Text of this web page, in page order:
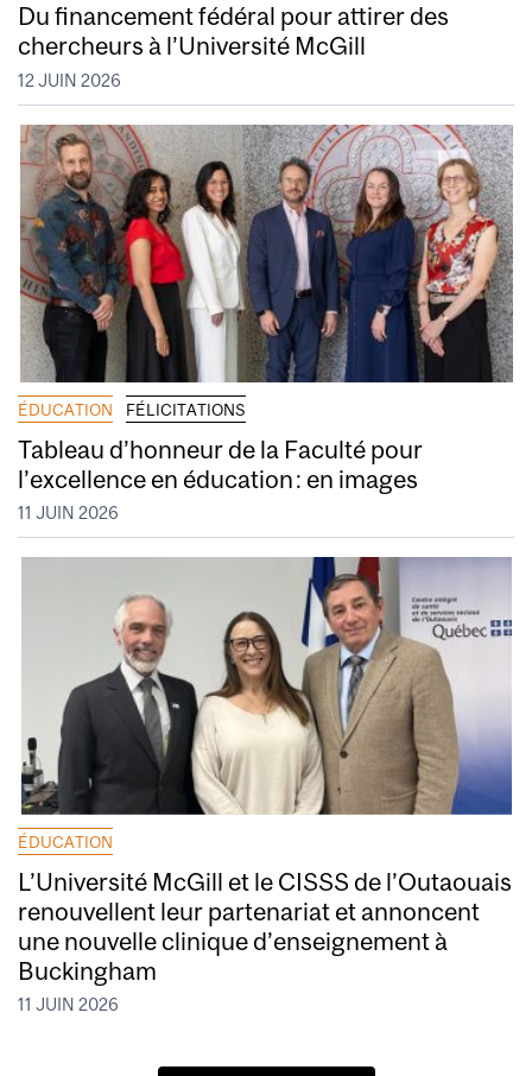
Du financement fédéral pour attirer des
chercheurs à l’Université McGill
12 JUIN 2026
ÉDUCATION FÉLICITATIONS
Tableau d’honneur de la Faculté pour
l’excellence en éducation : en images
11 JUIN 2026
ÉDUCATION
L’Université McGill et le CISSS de l’Outaouais
renouvellent leur partenariat et annoncent
une nouvelle clinique d’enseignement à
Buckingham
11 JUIN 2026